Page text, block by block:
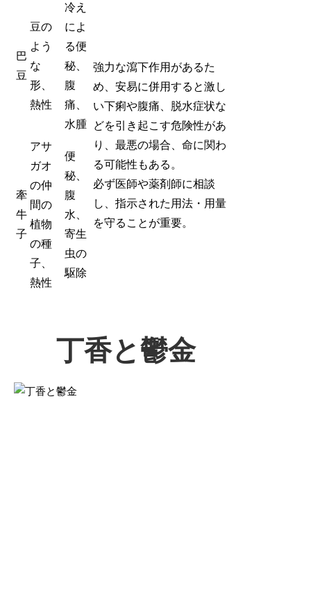
巴
豆
豆の
よう
な
形、
熱性
冷え
によ
る便
秘、
腹
痛、
水腫
強力な瀉下作用があるた
め、安易に併用すると激し
い下痢や腹痛、脱水症状な
どを引き起こす危険性があ
り、最悪の場合、命に関わ
る可能性もある。
必ず医師や薬剤師に相談
し、指示された用法・用量
を守ることが重要。
牽
牛
子
アサ
ガオ
の仲
間の
植物
の種
子、
熱性
便
秘、
腹
水、
寄生
虫の
駆除
丁香と鬱金